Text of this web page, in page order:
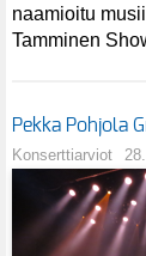
naamioitu
Tamminen
Pekka Pohjola
Konserttiarviot